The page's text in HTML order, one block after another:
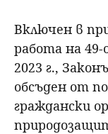
Включен в
работа на 49-
2023 г.,
обсъден от
граждански